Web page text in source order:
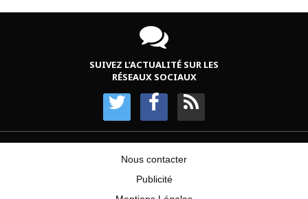
SUIVEZ L’ACTUALITÉ SUR LES
RÉSEAUX SOCIAUX
Nous contacter
Publicité